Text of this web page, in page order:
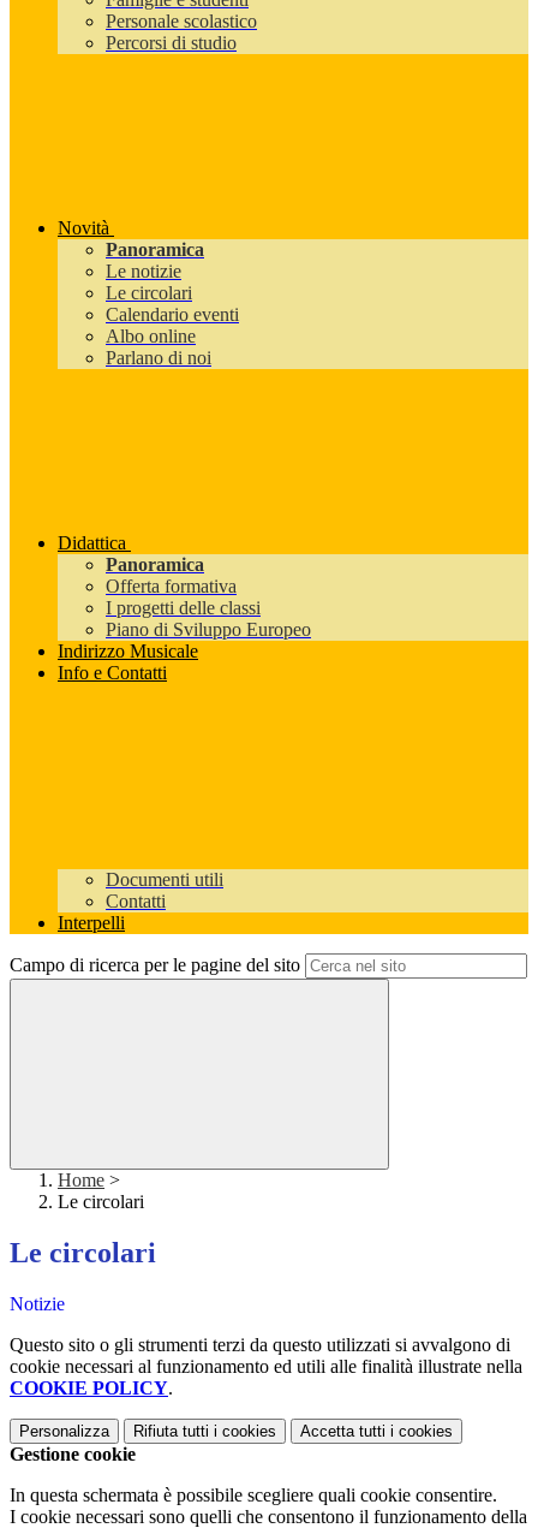
Personale scolastico
Percorsi di studio
Novità
Panoramica
Le notizie
Le circolari
Calendario eventi
Albo online
Parlano di noi
Didattica
Panoramica
Offerta formativa
I progetti delle classi
Piano di Sviluppo Europeo
Indirizzo Musicale
Info e Contatti
Documenti utili
Contatti
Interpelli
Campo di ricerca per le pagine del sito
Home >
Le circolari
Le circolari
Notizie
Questo sito o gli strumenti terzi da questo utilizzati si avvalgono di
cookie necessari al funzionamento ed utili alle finalità illustrate nella
COOKIE POLICY.
Personalizza Rifiuta tutti i cookies Accetta tutti i cookies
Gestione cookie
In questa schermata è possibile scegliere quali cookie consentire.
I cookie necessari sono quelli che consentono il funzionamento della